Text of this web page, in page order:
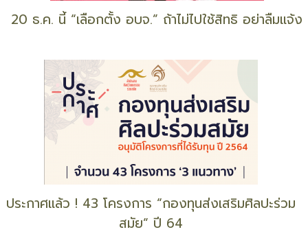
20 ธ.ค. นี้ “เลือกตั้ง อบจ.” ถ้าไม่ไปใช้สิทธิ อย่าลืมแจ้ง
ประกาศแล้ว ! 43 โครงการ “กองทุนส่งเสริมศิลปะร่วม
สมัย” ปี 64